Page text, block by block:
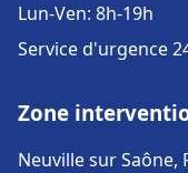
Lun-Ven: 8h-19h
Service d'urgence
Zone
Neuville sur Saône,